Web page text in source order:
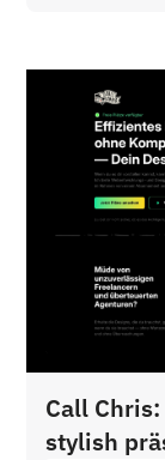
Call
stylish